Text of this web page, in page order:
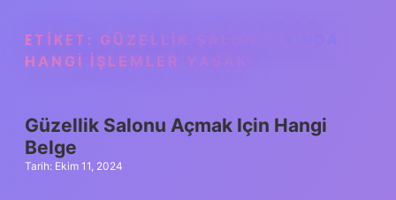
ETIKET: GÜZELLIK SALONLARINDA
HANGI IŞLEMLER YASAK
Güzellik Salonu Açmak Için Hangi
Belge
Tarih: Ekim 11, 2024